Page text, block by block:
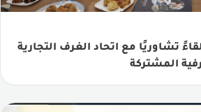
تشاوريًا مع اتحاد الغرف التجارية
المشتركة